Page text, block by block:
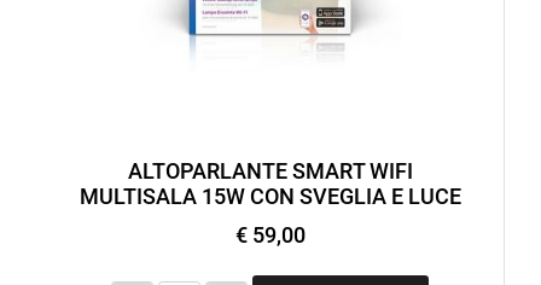
ALTOPARLANTE SMART WIFI
MULTISALA 15W CON SVEGLIA E LUCE
€ 59,00